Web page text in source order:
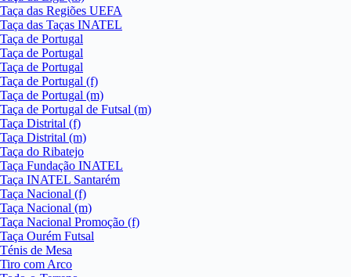
Taça das Regiões UEFA
Taça das Taças INATEL
Taça de Portugal
Taça de Portugal
Taça de Portugal
Taça de Portugal (f)
Taça de Portugal (m)
Taça de Portugal de Futsal (m)
Taça Distrital (f)
Taça Distrital (m)
Taça do Ribatejo
Taça Fundação INATEL
Taça INATEL Santarém
Taça Nacional (f)
Taça Nacional (m)
Taça Nacional Promoção (f)
Taça Ourém Futsal
Ténis de Mesa
Tiro com Arco